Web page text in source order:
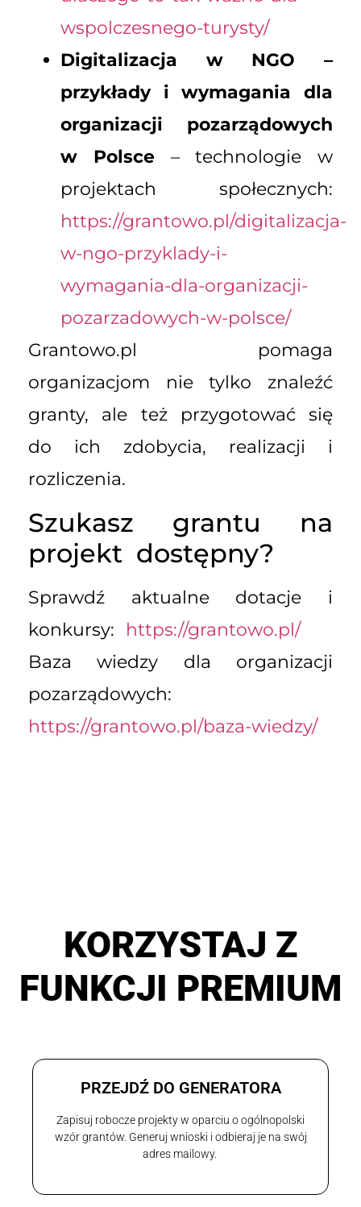
wspolczesnego-turysty/
Digitalizacja w NGO –
przykłady i wymagania dla
organizacji pozarządowych
w Polsce– technologie w
projektach społecznych:
https://grantowo.pl/digitalizacja-
w-ngo-przyklady-i-
wymagania-dla-organizacji-
pozarzadowych-w-polsce/
Grantowo.pl pomaga
organizacjom nie tylko znaleźć
granty, ale też przygotować się
do ich zdobycia, realizacji i
rozliczenia.
Szukasz grantu na
projekt dostępny?
Sprawdź aktualne dotacje i
konkursy: https://grantowo.pl/
Baza wiedzy dla organizacji
pozarządowych:
https://grantowo.pl/baza-wiedzy/
KORZYSTAJ Z
FUNKCJI PREMIUM
PRZEJDŹ DO GENERATORA
Zapisuj robocze projekty w oparciu o ogólnopolski
wzór grantów. Generuj wnioski i odbieraj je na swój
adres mailowy.